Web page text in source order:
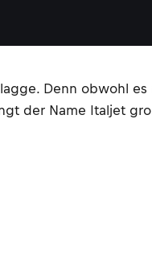
Denn obwohl
der Name Italjet